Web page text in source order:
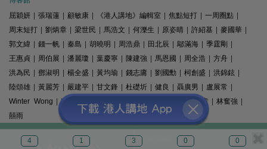
4 1 3 0 0
屈穎妍
張瑞蓮 顧敏康 《港人講地》編輯室 焦點短打 一周圈點
周末短打
劉炳章 梁世民 馬浩文 何濼生 原姿晴 許紹基 麥國華
郭文緯
錢一帆 秦島 胡曉明 周浩鼎 田北辰 鄔滿海 季霆剛
王惠貞
周伯展 潘麗瓊 葉慶寧 陳建強 馬恩國 周全浩 方舟
洪為民
鄧淑明 楊全盛 黃均瑜 錢志庸 劉國勳 柯創盛 洪錦鉉
陸頌雄
黃麗芳 嚴建平 甘文鋒 杜礎圻 健良 聶廣男 盧展常
Winter Wong
K2 梁文新 羅崑 姚銘 精選文章 林奮強
囍雨
© 港人講地